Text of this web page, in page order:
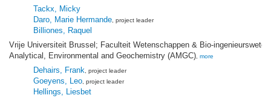
Tackx, Micky
Daro, Marie Hermande, project leader
Billiones, Raquel
Vrije Universiteit Brussel; Faculteit Wetenschappen & Bio-
Analytical, Environmental and Geochemistry (AMGC), more
Dehairs, Frank, project leader
Goeyens, Leo, project leader
Hellings, Liesbet